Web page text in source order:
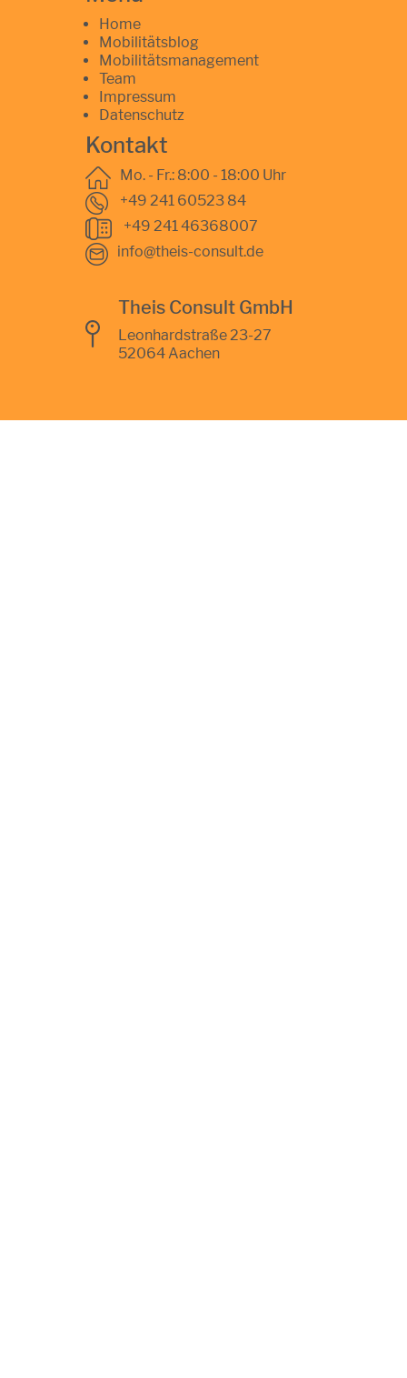
Home
Mobilitätsblog
Mobilitätsmanagement
Team
Impressum
Datenschutz
Kontakt
Mo. - Fr.: 8:00 - 18:00 Uhr
+49 241 60523 84
+49 241 46368007
info@theis-consult.de
Theis Consult GmbH
Leonhardstraße 23-27
52064 Aachen